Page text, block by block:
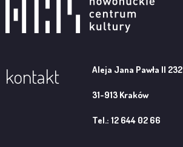
kontakt Aleja Jana Pawła II 232
31-913 Kraków
Tel.: 12 644 02 66